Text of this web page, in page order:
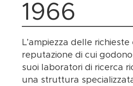
1966
L’ampiezza delle richieste
reputazione di cui godono
suoi laboratori di ricerca
una struttura